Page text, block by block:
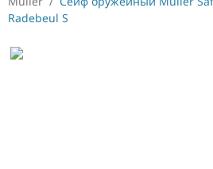
Radebeul S